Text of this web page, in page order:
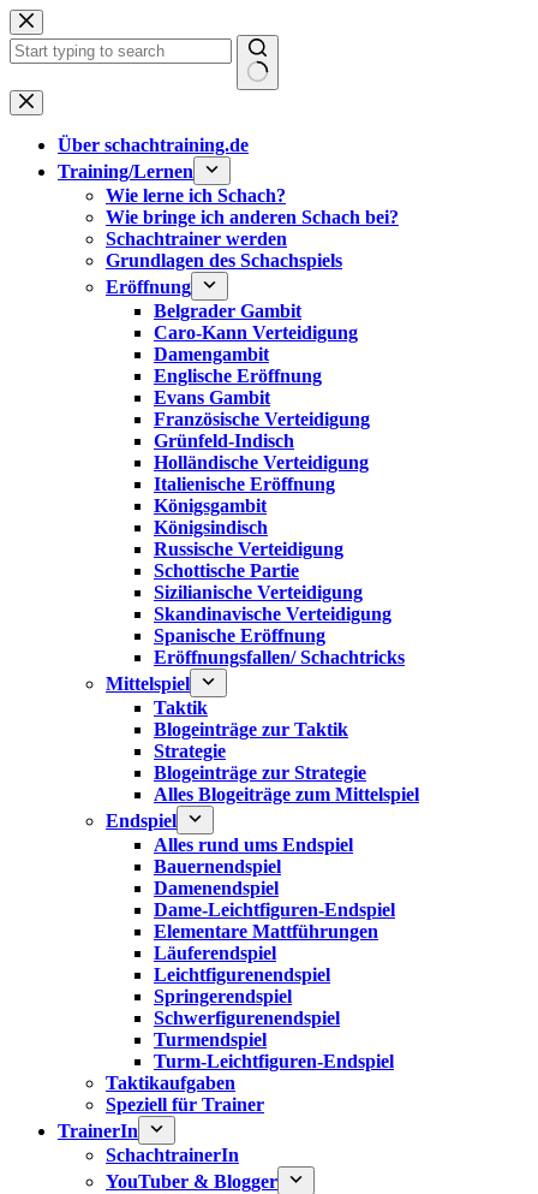
Zum
Inhalt
springen
Keine
Ergebnisse
Über schachtraining.de
Training/Lernen
Wie lerne ich Schach?
Wie bringe ich anderen Schach bei?
Schachtrainer werden
Grundlagen des Schachspiels
Eröffnung
Belgrader Gambit
Caro-Kann Verteidigung
Damengambit
Englische Eröffnung
Evans Gambit
Französische Verteidigung
Grünfeld-Indisch
Holländische Verteidigung
Italienische Eröffnung
Königsgambit
Königsindisch
Russische Verteidigung
Schottische Partie
Sizilianische Verteidigung
Skandinavische Verteidigung
Spanische Eröffnung
Eröffnungsfallen/ Schachtricks
Mittelspiel
Taktik
Blogeinträge zur Taktik
Strategie
Blogeinträge zur Strategie
Alles Blogeiträge zum Mittelspiel
Endspiel
Alles rund ums Endspiel
Bauernendspiel
Damenendspiel
Dame-Leichtfiguren-Endspiel
Elementare Mattführungen
Läuferendspiel
Leichtfigurenendspiel
Springerendspiel
Schwerfigurenendspiel
Turmendspiel
Turm-Leichtfiguren-Endspiel
Taktikaufgaben
Speziell für Trainer
TrainerIn
SchachtrainerIn
YouTuber & Blogger